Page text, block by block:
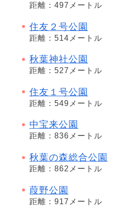
距離：497メートル
住友２号公園
距離：514メートル
秋葉神社公園
距離：527メートル
住友１号公園
距離：549メートル
中宝来公園
距離：836メートル
秋葉の森総合公園
距離：862メートル
葭野公園
距離：917メートル